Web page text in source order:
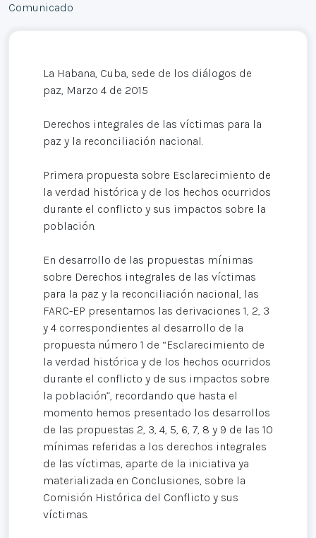
Comunicado
La Habana, Cuba, sede de los diálogos de
paz, Marzo 4 de 2015
Derechos integrales de las víctimas para la
paz y la reconciliación nacional.
Primera propuesta sobre Esclarecimiento de
la verdad histórica y de los hechos ocurridos
durante el conflicto y sus impactos sobre la
población.
En desarrollo de las propuestas mínimas
sobre Derechos integrales de las víctimas
para la paz y la reconciliación nacional, las
FARC-EP presentamos las derivaciones 1, 2, 3
y 4 correspondientes al desarrollo de la
propuesta número 1 de “Esclarecimiento de
la verdad histórica y de los hechos ocurridos
durante el conflicto y de sus impactos sobre
la población”, recordando que hasta el
momento hemos presentado los desarrollos
de las propuestas 2, 3, 4, 5, 6, 7, 8 y 9 de las 10
mínimas referidas a los derechos integrales
de las víctimas, aparte de la iniciativa ya
materializada en Conclusiones, sobre la
Comisión Histórica del Conflicto y sus
víctimas.